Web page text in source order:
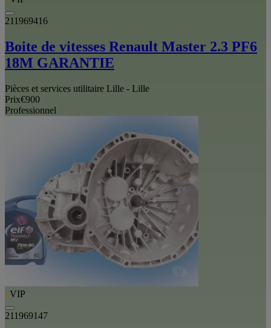
211969416
Boite de vitesses Renault Master 2.3 PF6
18M GARANTIE
Pièces et services utilitaire Lille - Lille
Prix€900
Professionnel
VIP
211969147